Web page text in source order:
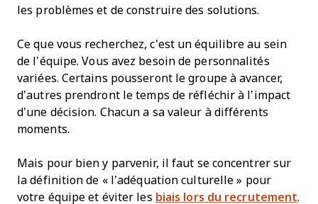
les problèmes et de construire des solutions.
Ce que vous recherchez, c’est un équilibre au sein
de l’équipe. Vous avez besoin de personnalités
variées. Certains pousseront le groupe à avancer,
d’autres prendront le temps de réfléchir à l’impact
d’une décision. Chacun a sa valeur à différents
moments.
Mais pour bien y parvenir, il faut se concentrer sur
la définition de « l’adéquation culturelle » pour
votre équipe et éviter les biais lors du recrutement.